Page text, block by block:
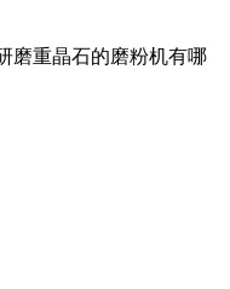
磨重晶石的磨粉机有哪